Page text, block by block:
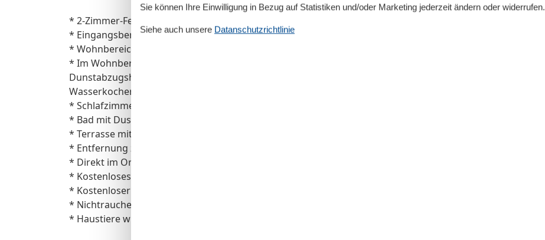
* 2-Zimmer-Ferienwohnung Wohnfläche 48 m²
* Eingangsbereich mit Garderobe
* Wohnbereich mit ausziehbarer Doppelbettschlafcouch, Couchtisch, Anrichte mit Flat-TV
* Im Wohnbereich integrierte Einbauküche, ausgestattet mit: 4-Platten-Kochfeld,
Dunstabzugshaube, Kühlschrank mit Gefrierfach, Toaster, Wasserkocher, Kaffeemaschine,
Wasserkocher, Geschirrspüler und Küchenutensilien sowie einem Esstisch mit 4 Stühlen
* Schlafzimmer mit einem Doppelbett (180 x 200 cm) und großem Kleiderschrank
* Bad mit Dusche und WC
* Terrasse mit Gartenmöbeln
* Entfernung zum feinsandigen Nordstrand ca. 300 m
* Direkt im Ortszentrum
* Kostenloses W-LAN vorhanden
* Kostenloser Tiefgaragenplatz im Nachbargebäude
* Nichtraucherwohnung
* Haustiere willkommen!
Sie können Ihre Einwilligung in Bezug auf Statistiken und/oder Marketing jederzeit ändern oder widerrufen.
Siehe auch unsere Datanschutzrichtlinie